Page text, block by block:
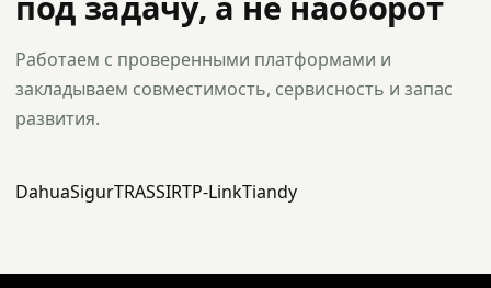
Работаем с проверенными платформами и
закладываем совместимость, сервисность и запас
развития.
DahuaSigurTRASSIRTP-LinkTiandy